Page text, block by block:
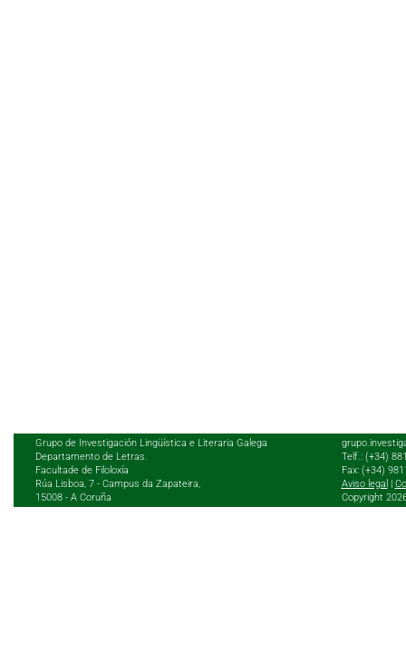
Grupo de Investigación Lingüística e Literaria Galega
Departamento de Letras.
Facultade de Filoloxía
Rúa Lisboa, 7 - Campus da Zapateira,
15008 - A Coruña
Telf.: (+34)
Fax: (+34)
Aviso legal
Copyright